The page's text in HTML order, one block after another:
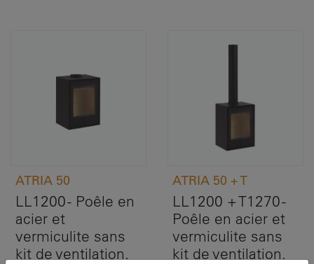
ATRIA 50
LL1200 - Poêle en
acier et
vermiculite sans
kit de ventilation.
ATRIA 50 + T
LL1200 + T1270 -
Poêle en acier et
vermiculite sans
kit de ventilation.